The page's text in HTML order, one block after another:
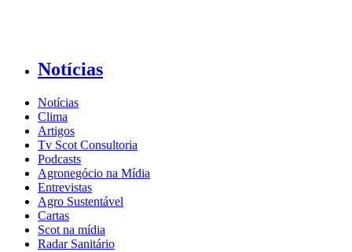
Notícias
Notícias
Clima
Artigos
Tv Scot Consultoria
Podcasts
Agronegócio na Mídia
Entrevistas
Agro Sustentável
Cartas
Scot na mídia
Radar Sanitário